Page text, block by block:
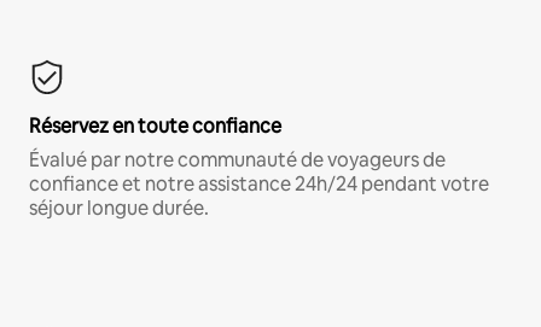
Réservez en toute confiance
Évalué par notre communauté de voyageurs de
confiance et notre assistance 24h/24 pendant votre
séjour longue durée.